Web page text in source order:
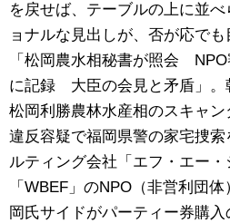
を戻せば、テーブルの上に並
ョナルな見出しが、否が応でも
「松岡農水相秘書が照会
に記録 大臣の会見と矛盾」。
松岡利勝農林水産相のスキャ
違反容疑で福岡県警の家宅捜
ルティング会社「エフ・エー
「WBEF」のNPO（非営利団
岡氏サイドがパーティー券購